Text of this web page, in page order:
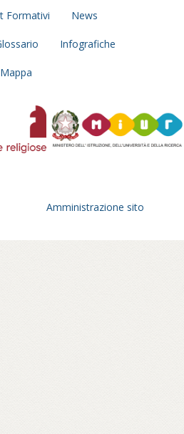
Formativi News
Infografiche
Mappa
Amministrazione sito